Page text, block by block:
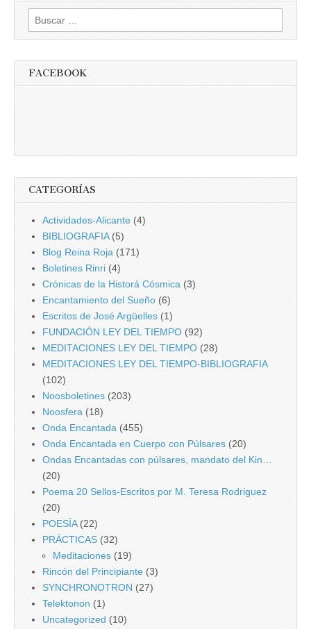
Buscar:
FACEBOOK
CATEGORÍAS
Actividades-Alicante (4)
BIBLIOGRAFIA(5)
Blog Reina Roja (171)
Boletines Rinri (4)
Crónicas de la Historá Cósmica (3)
Encantamiento del Sueño (6)
Escritos de José Argüelles (1)
FUNDACIÓN LEY DEL TIEMPO (92)
MEDITACIONES LEY DEL TIEMPO (28)
MEDITACIONES LEY DEL TIEMPO-BIBLIOGRAFIA
(102)
Noosboletines (203)
Noosfera (18)
Onda Encantada (455)
Onda Encantada en Cuerpo con Púlsares (20)
Ondas Encantadas con púlsares, mandato del Kin…
(20)
Poema 20 Sellos-Escritos por M. Teresa Rodriguez
(20)
POESÍA(22)
PRÁCTICAS (32)
Meditaciones (19)
Rincón del Principiante (3)
SYNCHRONOTRON (27)
Telektonon (1)
Uncategorized (10)